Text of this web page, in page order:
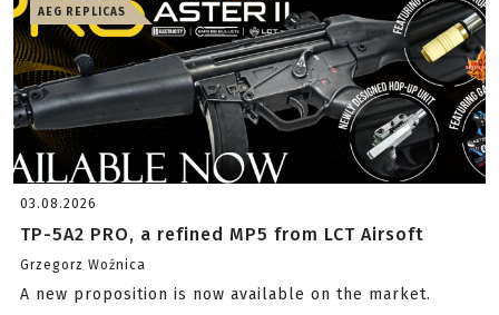
AEG REPLICAS
03.08.2026
TP-5A2 PRO, a refined MP5 from LCT Airsoft
Grzegorz Woźnica
A new proposition is now available on the market.